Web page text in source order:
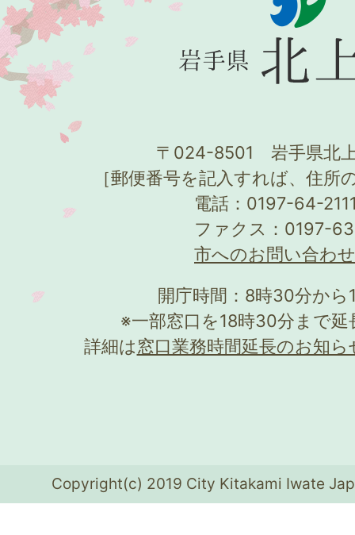
〒024-8501 岩手県北
［郵便番号を記入すれば、住所
電話：0197-64-
ファクス：0197-
市へのお問い合わ
開庁時間：8時30分か
※一部窓口を18時30分まで
詳細は窓口業務時間延長のお知ら
Copyright(c) 2019 City Kitakami Iwate